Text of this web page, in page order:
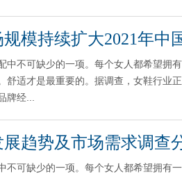
模持续扩大2021年中
中不可缺少的一项。每个女人都希望拥
舒适才是最重要的。据调查，女鞋行
牌经...
展趋势及市场需求调查
不可缺少的一项。每个女人都希望拥有